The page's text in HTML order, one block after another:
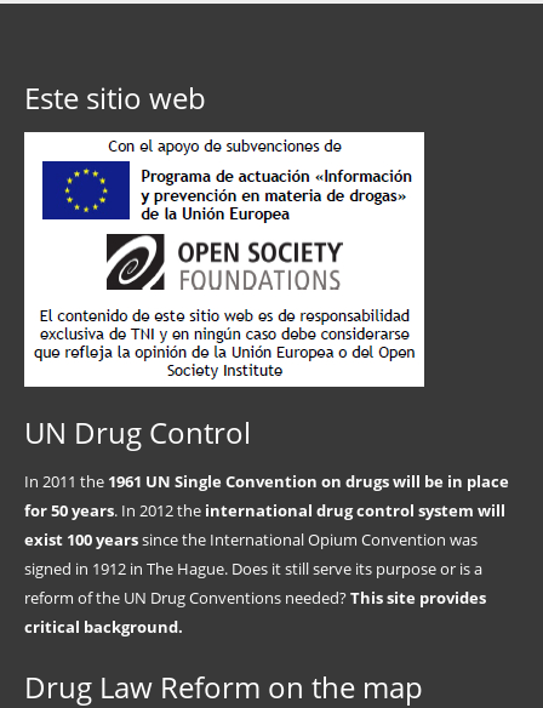
Este sitio web
UN Drug Control
In 2011 the 1961 UN Single Convention on drugs will be in place
for 50 years. In 2012 the international drug control system will
exist 100 yearssince the International Opium Convention was
signed in 1912 in The Hague. Does it still serve its purpose or is a
reform of the UN Drug Conventions needed?This site provides
critical background.
Drug Law Reform on the map